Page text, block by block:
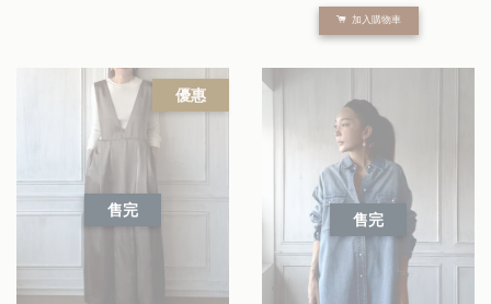
加入購物車
優惠
售完 售完